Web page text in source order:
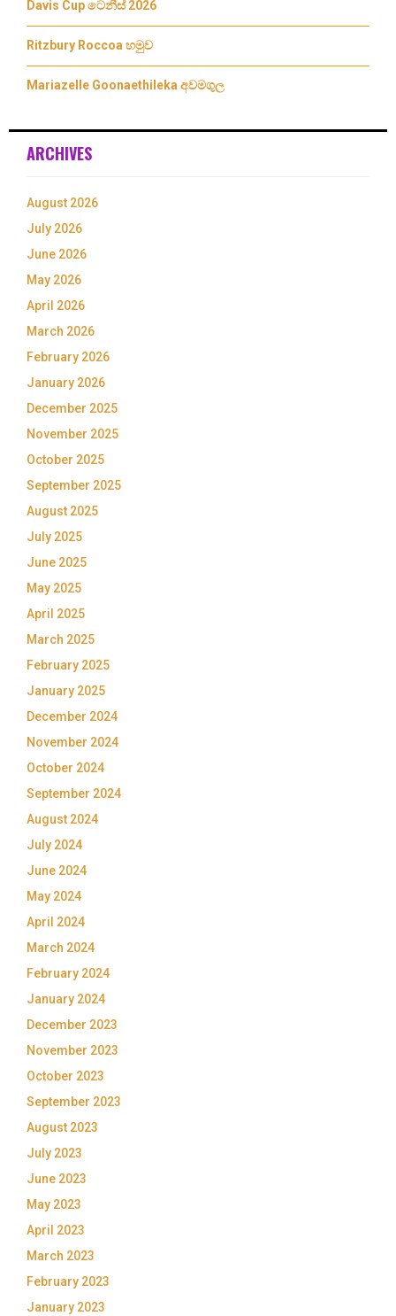
Davis Cup ටෙනීස් 2026
Ritzbury Roccoa හමුව
Mariazelle Goonaethileka අවමගුල
ARCHIVES
August 2026
July 2026
June 2026
May 2026
April 2026
March 2026
February 2026
January 2026
December 2025
November 2025
October 2025
September 2025
August 2025
July 2025
June 2025
May 2025
April 2025
March 2025
February 2025
January 2025
December 2024
November 2024
October 2024
September 2024
August 2024
July 2024
June 2024
May 2024
April 2024
March 2024
February 2024
January 2024
December 2023
November 2023
October 2023
September 2023
August 2023
July 2023
June 2023
May 2023
April 2023
March 2023
February 2023
January 2023